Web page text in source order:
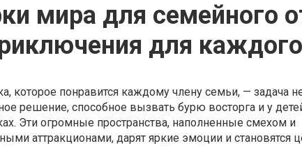
мира для семейного
для каждого
которое понравится каждому члену семьи, — задача
решение, способное вызвать бурю восторга и у
Эти огромные пространства, наполненные смехом и
аттракционами, дарят яркие эмоции и становятся